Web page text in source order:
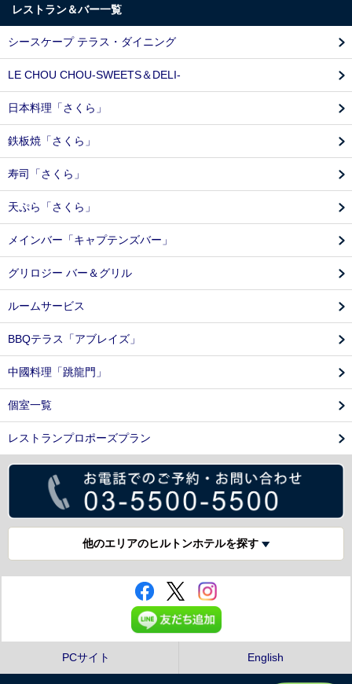
レストラン＆バー一覧
シースケープ テラス・ダイニング
LE CHOU CHOU-SWEETS＆DELI-
日本料理「さくら」
鉄板焼「さくら」
寿司「さくら」
天ぷら「さくら」
メインバー「キャプテンズバー」
グリロジー バー＆グリル
ルームサービス
BBQテラス「アブレイズ」
中國料理「跳龍門」
個室一覧
レストランプロポーズプラン
他のエリアのヒルトンホテルを探す
PCサイト English